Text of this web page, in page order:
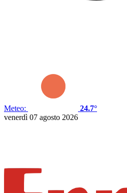
Meteo:
24.7°
venerdì 07 agosto 2026